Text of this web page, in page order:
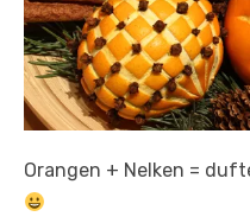
Orangen + Nelken =